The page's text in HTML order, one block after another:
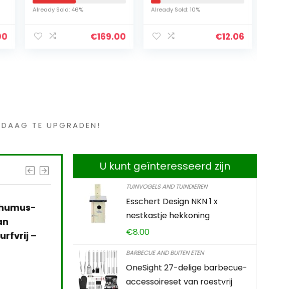
Zengtuin fontein,
complete set voor
en nacht
Already Sold: 46%
169.00
Vistank Plastic
Waterplant Gras
Ornament Groene
Already Sold: 10%
12.06
TE UPGRADEN!
–
€16.50
U kunt geïnteresseerd zijn
TUINVOGELS AND TUINDIEREN
Esschert Design NKN 1 x
nestkastje hekkoning
€8.00
BARBECUE AND BUITEN ETEN
OneSight 27-delige barbecue-
accessoireset van roestvrij